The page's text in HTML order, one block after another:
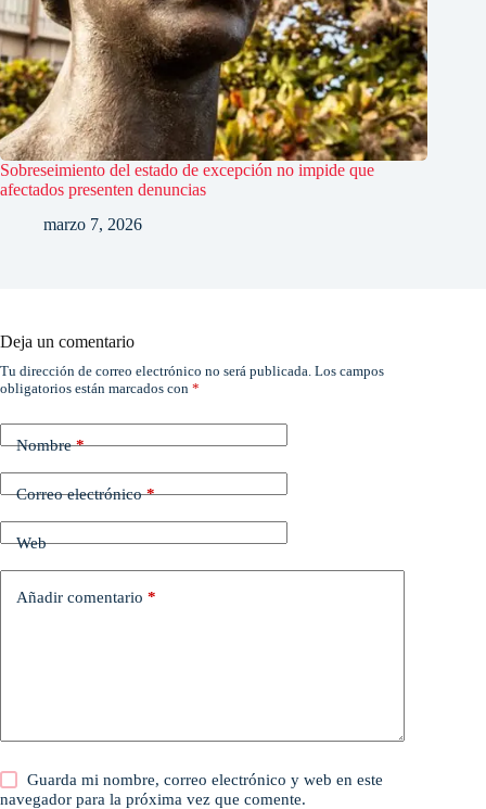
Sobreseimiento del estado de excepción no impide que
afectados presenten denuncias
marzo 7, 2026
Deja un comentario
Tu dirección de correo electrónico no será publicada. Los campos
obligatorios están marcados con *
Nombre*
Correo electrónico*
Web
Añadir comentario *
Guarda mi nombre, correo electrónico y web en este
navegador para la próxima vez que comente.